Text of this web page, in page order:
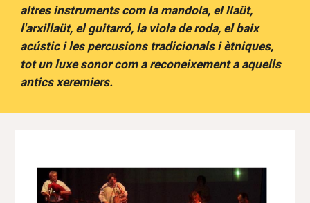
altres instruments com la mandola, el llaüt,
l'arxillaüt, el guitarró, la viola de roda, el baix
acústic i les percusions tradicionals i ètniques,
tot un luxe sonor com a reconeixement a aquells
antics xeremiers.